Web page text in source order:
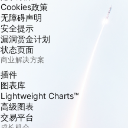
Cookies政策
无障碍声明
安全提示
漏洞赏金计划
状态页面
商业解决方案
插件
图表库
Lightweight Charts™
高级图表
交易平台